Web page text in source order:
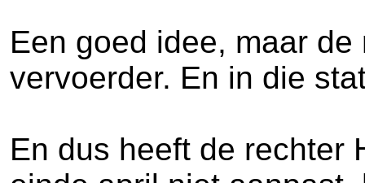
Een goed idee, maar
vervoerder. En in die
En dus heeft de rechter